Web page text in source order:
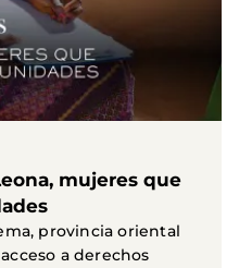
mujeres que
provincia oriental
a derechos